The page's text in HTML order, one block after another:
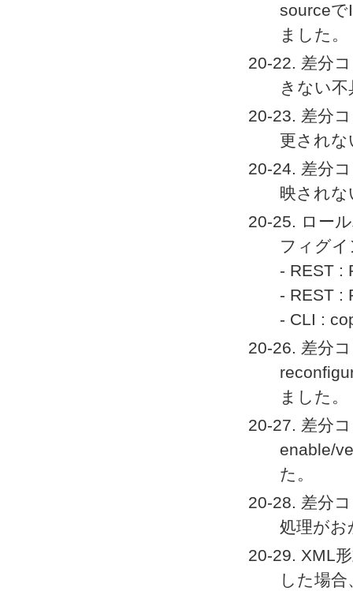
sourceで
ました。
20-22. 差分
きない
20-23. 差分
更されな
20-24. 差分
映されな
20-25. ロー
フィグ
- REST :
- REST :
- CLI :
20-26. 差分
ました。
20-27. 差分
enable/
た。
20-28. 差分
処理がお
20-29. XML
した場